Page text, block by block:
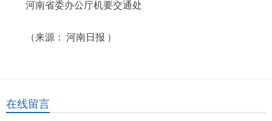
河南省委办公厅机要交通处
（来源： 河南日报 ）
在线留言